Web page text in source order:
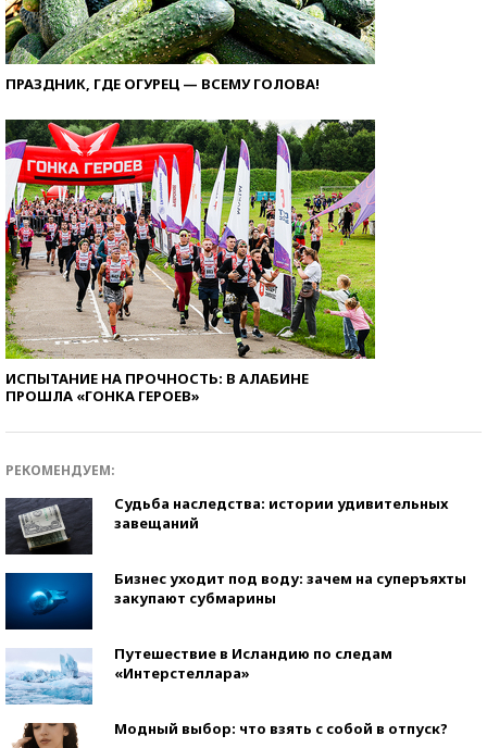
ПРАЗДНИК, ГДЕ ОГУРЕЦ — ВСЕМУ ГОЛОВА!
ИСПЫТАНИЕ НА ПРОЧНОСТЬ: В АЛАБИНЕ
ПРОШЛА «ГОНКА ГЕРОЕВ»
РЕКОМЕНДУЕМ:
Судьба наследства: истории удивительных
завещаний
Бизнес уходит под воду: зачем на суперъяхты
закупают субмарины
Путешествие в Исландию по следам
«Интерстеллара»
Модный выбор: что взять с собой в отпуск?